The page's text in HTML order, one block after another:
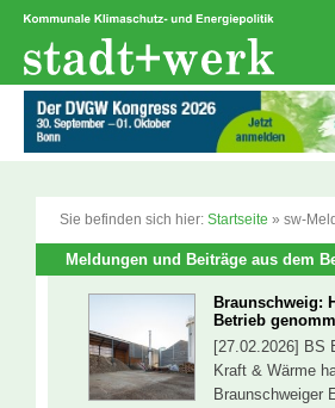
Zum
springen
Sie befinden sich hier: Startseite » sw-
Meldungen und Beiträge aus dem
Braunschweig:
Betrieb
[27.02.2026] BS
Kraft & Wärme
Braunschweiger